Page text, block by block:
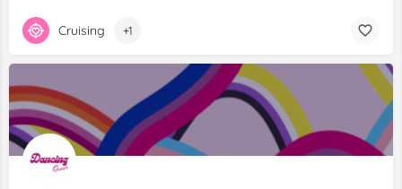
Cruising +1